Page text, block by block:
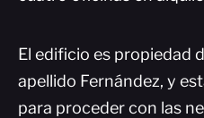
El edificio es propiedad
apellido Fernández, y
para proceder con las